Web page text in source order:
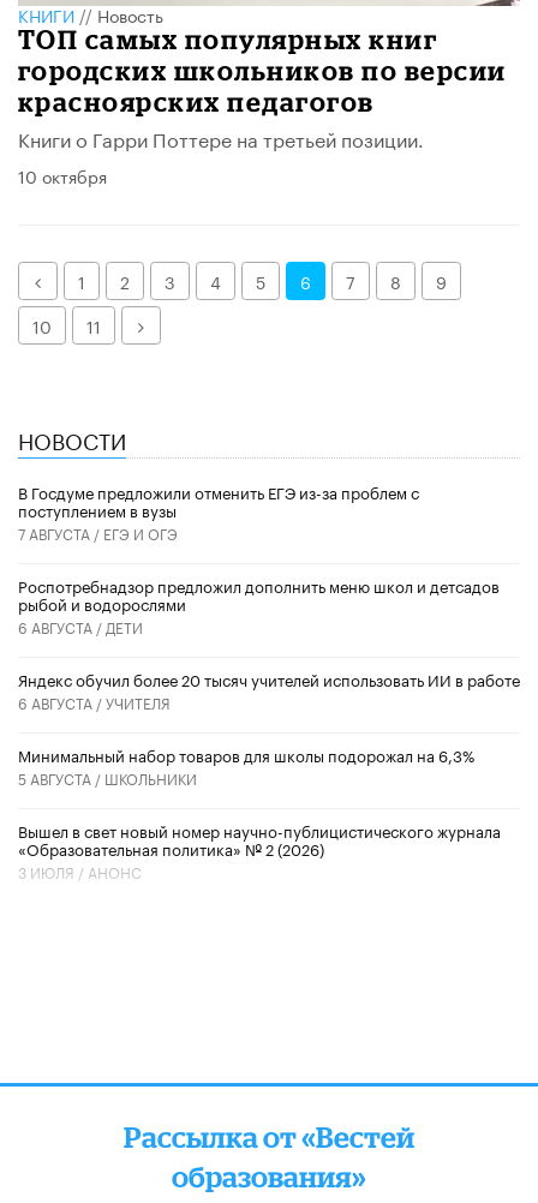
КНИГИ//Новость
ТОП самых популярных книг
городских школьников по версии
красноярских педагогов
Книги о Гарри Поттере на третьей позиции.
10 октября
Назад1 2 3 4 5 6 7 8
9
10
11 Далее
НОВОСТИ
В Госдуме предложили отменить ЕГЭ из-за проблем с
поступлением в вузы
7 АВГУСТА / ЕГЭ И ОГЭ
Роспотребнадзор предложил дополнить меню школ и детсадов
рыбой и водорослями
6 АВГУСТА / ДЕТИ
​Яндекс обучил более 20 тысяч учителей использовать ИИ в работе
6 АВГУСТА /УЧИТЕЛЯ
Минимальный набор товаров для школы подорожал на 6,3%
5 АВГУСТА / ШКОЛЬНИКИ
Вышел в свет новый номер научно-публицистического журнала
«Образовательная политика» № 2 (2026)
3 ИЮЛЯ / АНОНС
Рассылка от «Вестей
образования»